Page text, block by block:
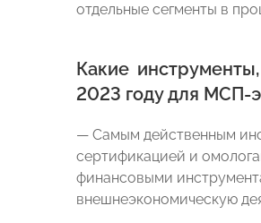
отдельные сегменты в
Какие
2023 году для МСП-
— Самым действенным
сертификацией и
финансовыми
внешнеэкономическую